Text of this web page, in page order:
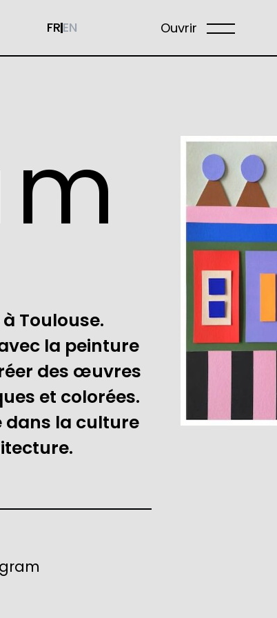
FREN Ouvrir
Toulouse.
la peinture
des œuvres
et colorées.
dans la culture